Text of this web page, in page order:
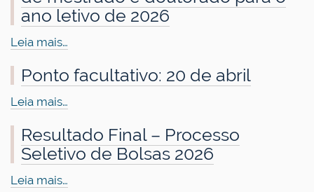
ano letivo de 2026
Leia mais…
Ponto facultativo: 20 de abril
Leia mais…
Resultado Final – Processo
Seletivo de Bolsas 2026
Leia mais…